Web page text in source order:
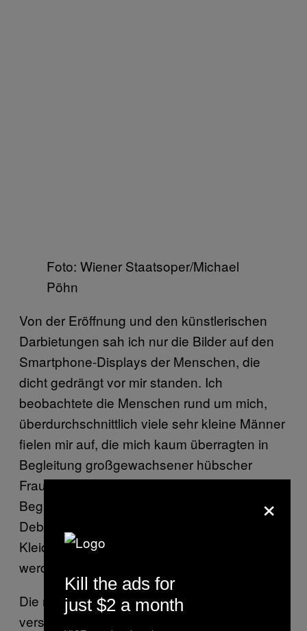
Foto: Wiener Staatsoper/Michael
Pöhn
Von der Eröffnung und den künstlerischen
Darbietungen sah ich nur die Bilder auf den
Smartphone-Displays der Menschen, die
dicht gedrängt vor mir standen. Ich
beobachtete die Menschen rund um mich,
überdurchschnittlich viele sehr kleine Männer
fielen mir auf, die mich kaum überragten in
Begleitung großgewachsener hübscher
Frauen. Viele alte Männer waren in
Begleitung ihrer Töchter da. Die unschuldigen
DebütanntInnen tanzten in ihren weißen
Kleidern, um in die Gesellschaft eingeführt zu
werden wie Tampons.
Die meisten Räumlichkeiten, die
verschiedenen Bars und kleinen Bühnen
×
Kill the ads for
just $2 a month